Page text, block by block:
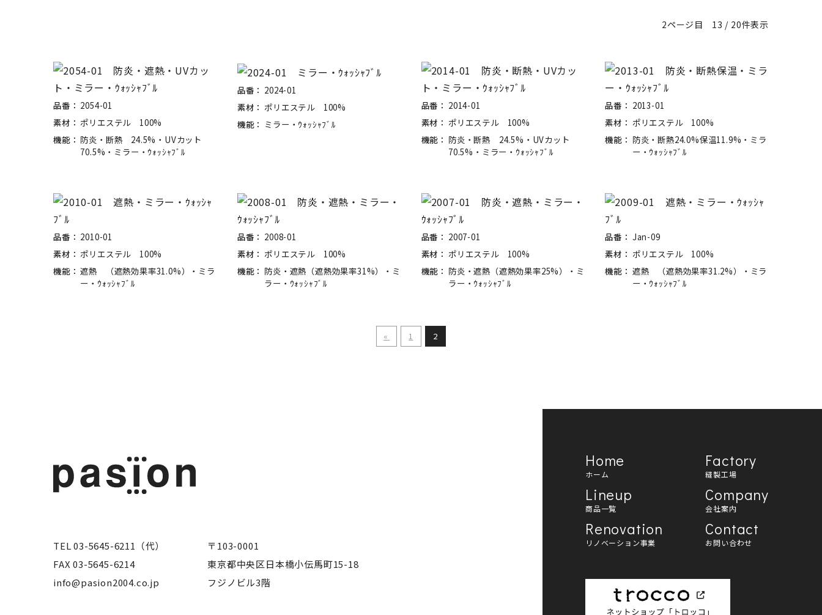
2ページ目 13 / 20件表示
品番： 2054-01
素材： ポリエステル 100%
機能： 防炎・断熱 24.5%・UVカット
70.5%・ミラー・ｳｫｯｼｬﾌﾞﾙ
品番： 2024-01
素材： ポリエステル 100%
機能： ミラー・ｳｫｯｼｬﾌﾞﾙ
品番： 2014-01
素材： ポリエステル 100%
機能： 防炎・断熱 24.5%・UVカット
70.5%・ミラー・ｳｫｯｼｬﾌﾞﾙ
品番： 2013-01
素材： ポリエステル 100%
機能： 防炎・断熱24.0%保温11.9%・ミラ
ー・ｳｫｯｼｬﾌﾞﾙ
品番： 2010-01
素材： ポリエステル 100%
機能： 遮熱 （遮熱効果率31.0%）・ミラ
ー・ｳｫｯｼｬﾌﾞﾙ
品番： 2008-01
素材： ポリエステル 100%
機能： 防炎・遮熱（遮熱効果率31%）・ミ
ラー・ｳｫｯｼｬﾌﾞﾙ
品番： 2007-01
素材： ポリエステル 100%
機能： 防炎・遮熱（遮熱効果率25%）・ミ
ラー・ｳｫｯｼｬﾌﾞﾙ
品番： Jan-09
素材： ポリエステル 100%
機能： 遮熱 （遮熱効果率31.2%）・ミラ
ー・ｳｫｯｼｬﾌﾞﾙ
« 1 2
Home
ホーム
Lineup
商品一覧
Renovation
リノベーション事業
Factory
縫製工場
Company
会社案内
Contact
お問い合わせ
TEL03-5645-6211 （代）
FAX 03-5645-6214
info@pasion2004.co.jp
〒103-0001
東京都中央区日本橋小伝馬町15-18
フジノビル3階